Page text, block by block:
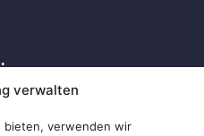
verwalten
bieten, verwenden wir